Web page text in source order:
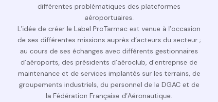
différentes problématiques des plateformes
aéroportuaires.
L’idée de créer le Label ProTarmac est venue à l’occasion
de ses différentes missions auprès d’acteurs du secteur ;
au cours de ses échanges avec différents gestionnaires
d’aéroports, des présidents d’aéroclub, d’entreprise de
maintenance et de services implantés sur les terrains, de
groupements industriels, du personnel de la DGAC et de
la Fédération Française d’Aéronautique.